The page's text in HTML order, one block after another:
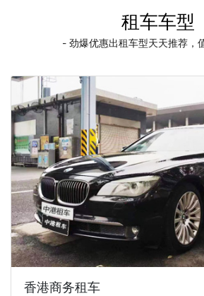
租车车型
- 劲爆优惠出租车型天天推荐，
香港商务租车